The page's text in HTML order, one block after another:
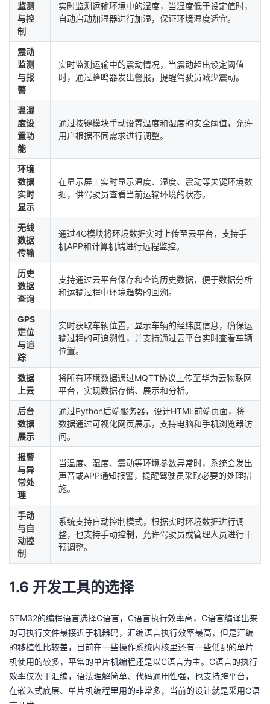
监测
与控
制
实时监测运输环境中的湿度，当湿度低于设定值时，
自动启动加湿器进行加湿，保证环境湿度适宜。
震动
监测
与报
警
实时监测运输中的震动情况，当震动超出设定阈值
时，通过蜂鸣器发出警报，提醒驾驶员减少震动。
温湿
度设
置功
能
通过按键模块手动设置温度和湿度的安全阈值，允许
用户根据不同需求进行调整。
环境
数据
实时
显示
在显示屏上实时显示温度、湿度、震动等关键环境数
据，供驾驶员查看当前运输环境的状态。
无线
数据
传输
通过4G模块将环境数据实时上传至云平台，支持手
机APP和计算机端进行远程监控。
历史
数据
查询
支持通过云平台保存和查询历史数据，便于数据分析
和运输过程中环境趋势的回溯。
GPS
定位
与追
踪
实时获取车辆位置，显示车辆的经纬度信息，确保运
输过程的可追溯性，并支持通过云平台实时查看车辆
位置。
数据
上云
将所有环境数据通过MQTT协议上传至华为云物联网
平台，实现数据存储、展示和分析。
后台
数据
展示
通过Python后端服务器，设计HTML前端页面，将
数据通过可视化网页展示，支持电脑和手机浏览器访
问。
报警
与异
常处
理
当温度、湿度、震动等环境参数异常时，系统会发出
声音或APP通知报警，提醒驾驶员采取必要的处理措
施。
手动
与自
动控
制
系统支持自动控制模式，根据实时环境数据进行调
整，也支持手动控制，允许驾驶员或管理人员进行干
预调整。
1.6 开发工具的选择
STM32的编程语言选择C语言，C语言执行效率高，C语言编译出来
的可执行文件最接近于机器码，汇编语言执行效率最高，但是汇编
的移植性比较差，目前在一些操作系统内核里还有一些低配的单片
机使用的较多，平常的单片机编程还是以C语言为主。C语言的执行
效率仅次于汇编，语法理解简单、代码通用性强，也支持跨平台，
在嵌入式底层、单片机编程里用的非常多，当前的设计就是采用C语